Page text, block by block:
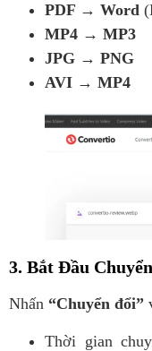
PDF → Word
MP4 → MP3
JPG → PNG
AVI → MP4
3. Bắt Đầu
Nhấn “Chuyển đổi”
Thời gian